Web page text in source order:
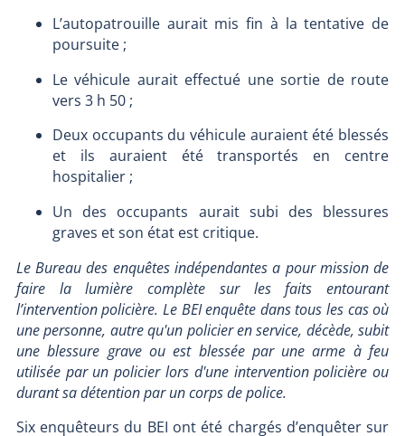
L’autopatrouille aurait mis fin à la tentative de
poursuite ;
Le véhicule aurait effectué une sortie de route
vers 3 h 50 ;
Deux occupants du véhicule auraient été blessés
et ils auraient été transportés en centre
hospitalier ;
Un des occupants aurait subi des blessures
graves et son état est critique.
Le Bureau des enquêtes indépendantes a pour mission de
faire la lumière complète sur les faits entourant
l’intervention policière. Le BEI enquête dans tous les cas où
une personne, autre qu'un policier en service, décède, subit
une blessure grave ou est blessée par une arme à feu
utilisée par un policier lors d'une intervention policière ou
durant sa détention par un corps de police.
Six enquêteurs du BEI ont été chargés d’enquêter sur